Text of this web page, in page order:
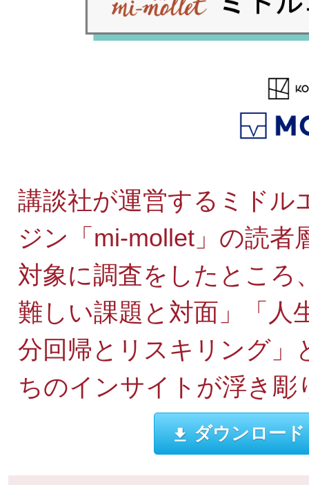
講談社が運営するミドル
ジン「mi-mollet」の読者
対象に調査をしたところ
難しい課題と対面」「人
分回帰とリスキリング」
ちのインサイトが浮き
ダウンロー